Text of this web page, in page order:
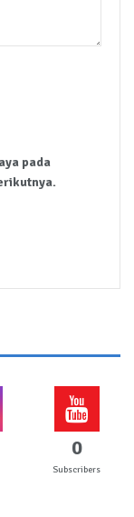
pada
0
Subscribers